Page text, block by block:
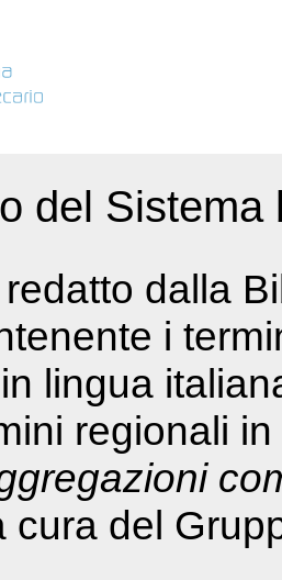
del
dalla
i
lingua
regionali
cura del